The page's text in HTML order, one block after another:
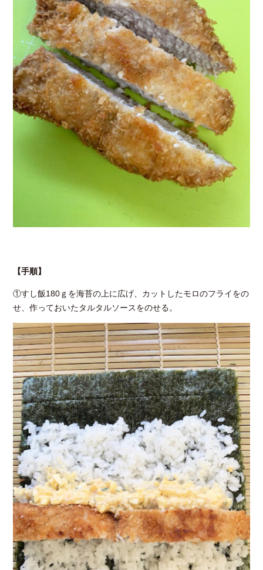
【手順】
①すし飯180ｇを海苔の上に広げ、カットしたモロのフライをの
せ、作っておいたタルタルソースをのせる。